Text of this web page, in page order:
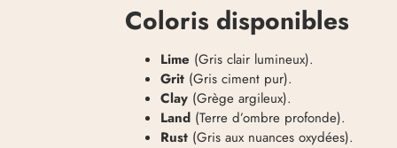
Coloris disponibles
Lime (Gris clair lumineux).
Grit (Gris ciment pur).
Clay (Grège argileux).
Land (Terre d’ombre profonde).
Rust (Gris aux nuances oxydées).